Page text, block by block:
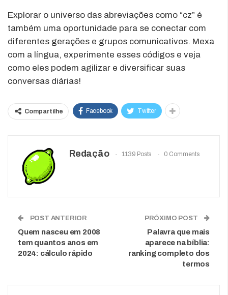
Explorar o universo das abreviações como “cz” é
também uma oportunidade para se conectar com
diferentes gerações e grupos comunicativos. Mexa
com a língua, experimente esses códigos e veja
como eles podem agilizar e diversificar suas
conversas diárias!
Compartilhe Facebook Twitter
Redação 1139 Posts 0 Comments
POST ANTERIOR
Quem nasceu em 2008
tem quantos anos em
2024: cálculo rápido
PRÓXIMO POST
Palavra que mais
aparece na bíblia:
ranking completo dos
termos